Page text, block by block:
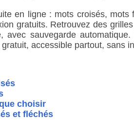
en ligne : mots croisés,
gratuits. Retrouvez des
sauvegarde
accessible partout, sans
choisir
et fléchés